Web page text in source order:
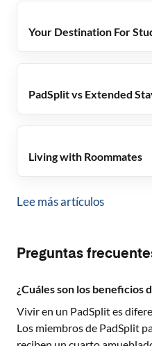
Your Destination For
PadSplit vs Extended
Living with Roommates
Lee más artículos
Preguntas
¿Cuáles son los beneficios
Vivir en un PadSplit es
Los miembros de PadSplit